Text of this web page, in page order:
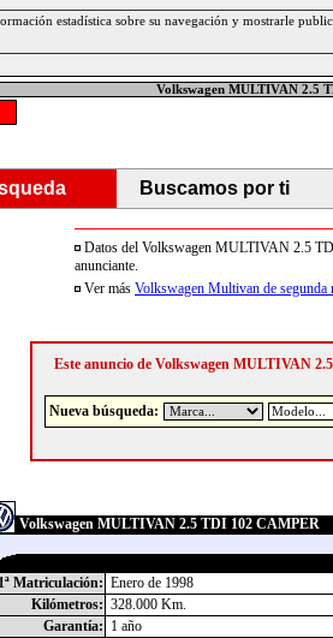
estadística sobre su navegación y mostrarle
Volkswagen MULTIVAN 2.5
Buscamos por ti
Datos del Volkswagen MULTIVAN 2.5
anunciante.
Ver más Volkswagen Multivan de segunda
Este anuncio de Volkswagen MULTIVAN
Nueva búsqueda:
Volkswagen MULTIVAN 2.5 TDI 102 CAMPER
1ª Matriculación: Enero de 1998
Kilómetros: 328.000 Km.
Garantía: 1 año